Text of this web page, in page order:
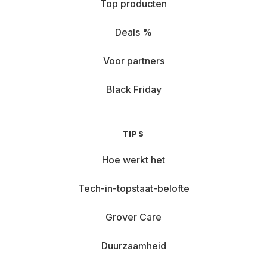
Top producten
Deals %
Voor partners
Black Friday
TIPS
Hoe werkt het
Tech-in-topstaat-belofte
Grover Care
Duurzaamheid